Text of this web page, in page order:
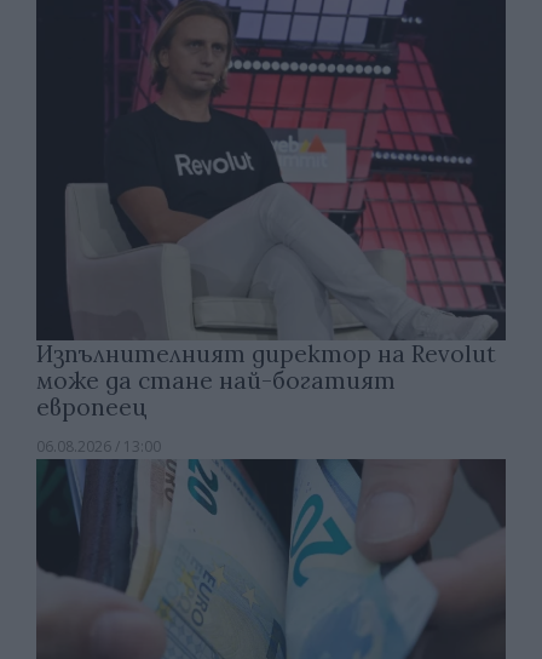
Изпълнителният директор на Revolut
може да стане най-богатият
европеец
06.08.2026 / 13:00